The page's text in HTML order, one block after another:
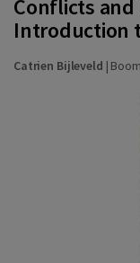
Conflicts
Introduction
Catrien Bijleveld | Boom